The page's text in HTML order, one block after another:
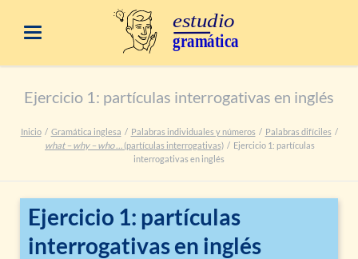
Ejercicio 1: partículas interrogativas en inglés
Inicio Gramática inglesa Palabras individuales y números
Palabras difíciles
what – why – who …(partículas interrogativas)
Ejercicio 1: partículas
interrogativas en inglés
Ejercicio 1: partículas
interrogativas en inglés